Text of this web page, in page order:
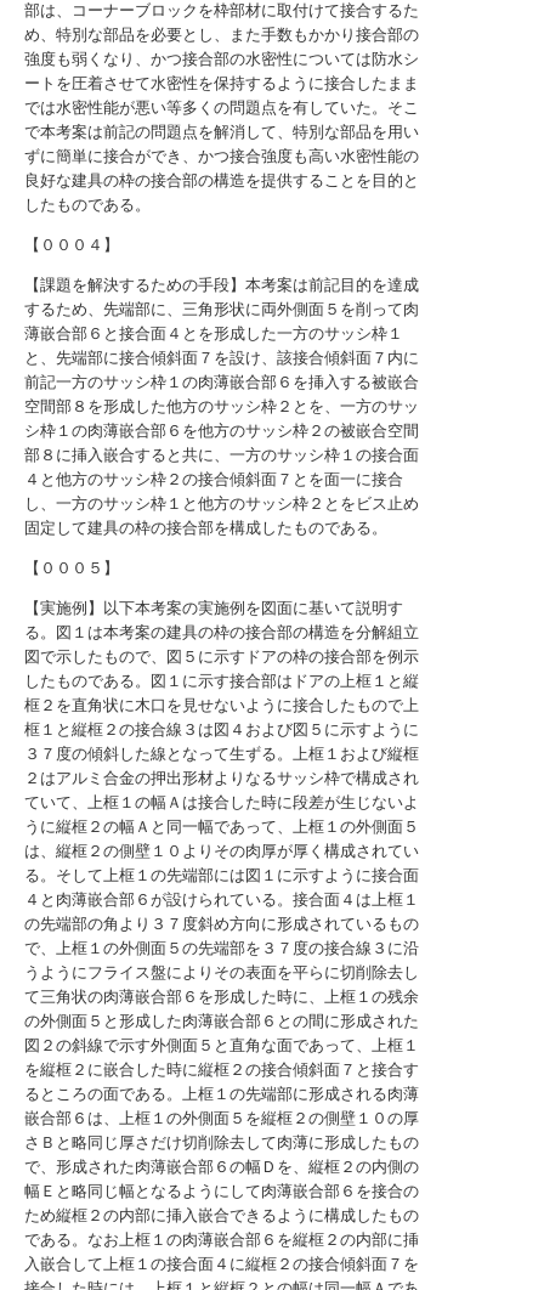
部は、コーナーブロックを枠部材に取付けて接合するた
め、特別な部品を必要とし、また手数もかかり接合部の
強度も弱くなり、かつ接合部の水密性については防水シ
ートを圧着させて水密性を保持するように接合したまま
では水密性能が悪い等多くの問題点を有していた。そこ
で本考案は前記の問題点を解消して、特別な部品を用い
ずに簡単に接合ができ、かつ接合強度も高い水密性能の
良好な建具の枠の接合部の構造を提供することを目的と
したものである。
【０００４】
【課題を解決するための手段】本考案は前記目的を達成
するため、先端部に、三角形状に両外側面５を削って肉
薄嵌合部６と接合面４とを形成した一方のサッシ枠１
と、先端部に接合傾斜面７を設け、該接合傾斜面７内に
前記一方のサッシ枠１の肉薄嵌合部６を挿入する被嵌合
空間部８を形成した他方のサッシ枠２とを、一方のサッ
シ枠１の肉薄嵌合部６を他方のサッシ枠２の被嵌合空間
部８に挿入嵌合すると共に、一方のサッシ枠１の接合面
４と他方のサッシ枠２の接合傾斜面７とを面一に接合
し、一方のサッシ枠１と他方のサッシ枠２とをビス止め
固定して建具の枠の接合部を構成したものである。
【０００５】
【実施例】以下本考案の実施例を図面に基いて説明す
る。図１は本考案の建具の枠の接合部の構造を分解組立
図で示したもので、図５に示すドアの枠の接合部を例示
したものである。図１に示す接合部はドアの上框１と縦
框２を直角状に木口を見せないように接合したもので上
框１と縦框２の接合線３は図４および図５に示すように
３７度の傾斜した線となって生ずる。上框１および縦框
２はアルミ合金の押出形材よりなるサッシ枠で構成され
ていて、上框１の幅Ａは接合した時に段差が生じないよ
うに縦框２の幅Ａと同一幅であって、上框１の外側面５
は、縦框２の側壁１０よりその肉厚が厚く構成されてい
る。そして上框１の先端部には図１に示すように接合面
４と肉薄嵌合部６が設けられている。接合面４は上框１
の先端部の角より３７度斜め方向に形成されているもの
で、上框１の外側面５の先端部を３７度の接合線３に沿
うようにフライス盤によりその表面を平らに切削除去し
て三角状の肉薄嵌合部６を形成した時に、上框１の残余
の外側面５と形成した肉薄嵌合部６との間に形成された
図２の斜線で示す外側面５と直角な面であって、上框１
を縦框２に嵌合した時に縦框２の接合傾斜面７と接合す
るところの面である。上框１の先端部に形成される肉薄
嵌合部６は、上框１の外側面５を縦框２の側壁１０の厚
さＢと略同じ厚さだけ切削除去して肉薄に形成したもの
で、形成された肉薄嵌合部６の幅Ｄを、縦框２の内側の
幅Ｅと略同じ幅となるようにして肉薄嵌合部６を接合の
ため縦框２の内部に挿入嵌合できるように構成したもの
である。なお上框１の肉薄嵌合部６を縦框２の内部に挿
入嵌合して上框１の接合面４に縦框２の接合傾斜面７を